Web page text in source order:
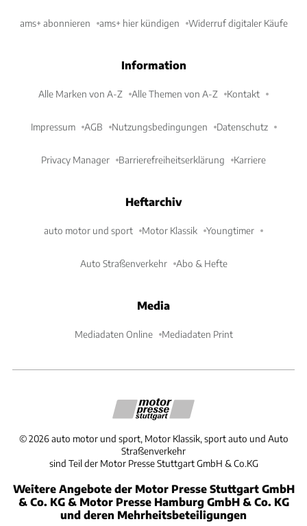
ams+ abonnieren ams+ hier kündigen Widerruf digitaler Käufe
Information
Alle Marken von A-Z Alle Themen von A-Z Kontakt
Impressum AGB Nutzungsbedingungen Datenschutz
Privacy Manager Barrierefreiheitserklärung Karriere
Heftarchiv
auto motor und sport Motor Klassik Youngtimer
Auto Straßenverkehr Abo & Hefte
Media
Mediadaten Online Mediadaten Print
©2026 auto motor und sport, Motor Klassik, sport auto und Auto
Straßenverkehr
sind Teil der Motor Presse Stuttgart GmbH & Co.KG
Weitere Angebote der Motor Presse Stuttgart GmbH
& Co. KG & Motor Presse Hamburg GmbH & Co. KG
und deren Mehrheitsbeteiligungen